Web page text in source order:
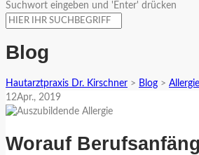
Suchwort eingeben und 'Enter' drücken
Blog
Hautarztpraxis Dr. Kirschner > Blog >
12Apr., 2019
Worauf